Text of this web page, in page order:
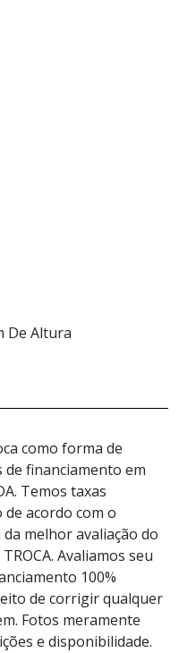
De Altura
como forma de
financiamento em
Temos taxas
acordo com o
melhor avaliação do
Avaliamos seu
100%
de corrigir qualquer
Fotos meramente
e disponibilidade.